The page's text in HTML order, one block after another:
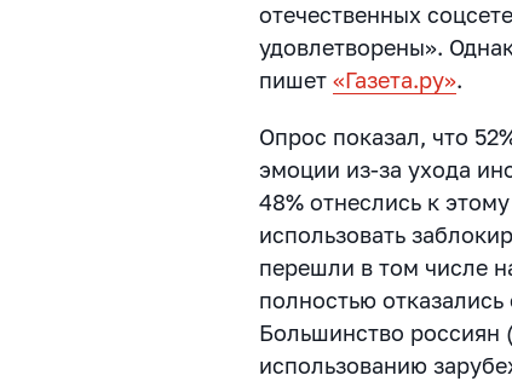
отечественных
удовлетворены».
пишет«Газета.ру».
Опрос показал, что
эмоции из-за ухода
48% отнеслись к
использовать
перешли в том числе
полностью
Большинство россиян
использованию